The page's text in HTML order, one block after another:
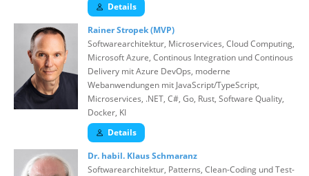
Details
Rainer Stropek (MVP)
Softwarearchitektur, Microservices, Cloud Computing,
Microsoft Azure, Continous Integration und Continous
Delivery mit Azure DevOps, moderne
Webanwendungen mit JavaScript/TypeScript,
Microservices, .NET, C#, Go, Rust, Software Quality,
Docker, KI
Details
Dr. habil. Klaus Schmaranz
Softwarearchitektur, Patterns, Clean-Coding und Test-